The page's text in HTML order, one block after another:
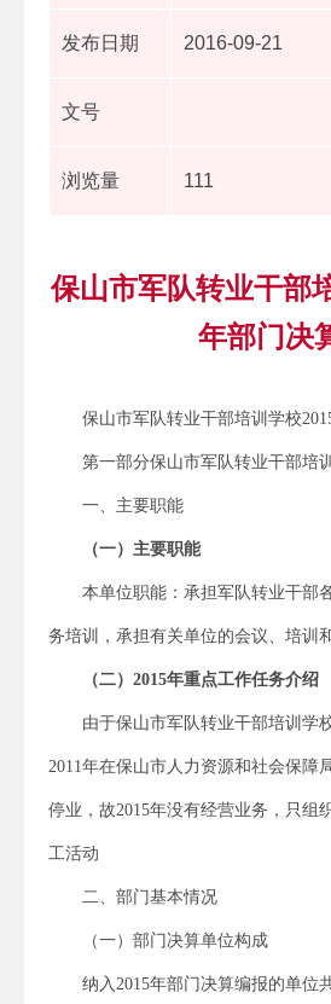
发布日期 2016-09-21
文号
浏览量 111
保山市军队转业干部
年部门决
保山市军队转业干部培训学校
第一部分保山市军队转业干部培
一、主要职能
（一）主要职能
本单位职能：承担军队转业干部
务培训，承担有关单位的会议、培训
（二）2015年重点工作任务介绍
由于保山市军队转业干部培训学
2011年在保山市人力资源和社会保障
停业，故2015年没有经营业务，只组
工活动
二、部门基本情况
（一）部门决算单位构成
纳入2015年部门决算编报的单位